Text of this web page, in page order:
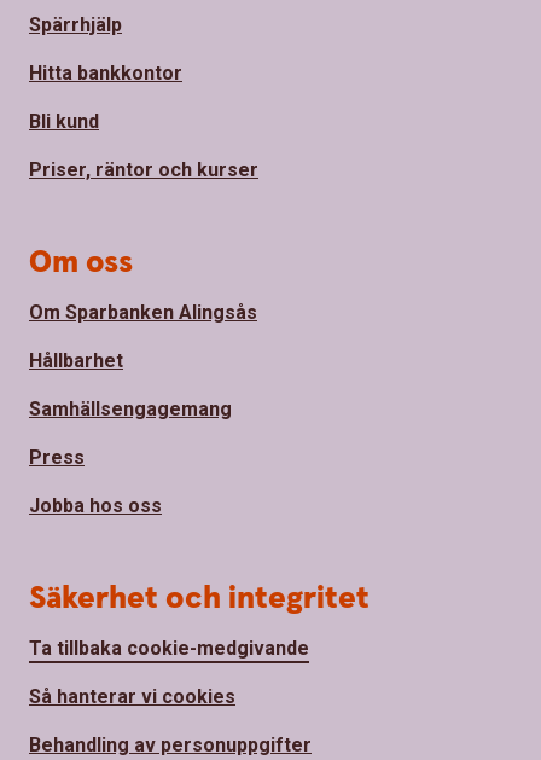
Spärrhjälp
Hitta bankkontor
Bli kund
Priser, räntor och kurser
Om oss
Om Sparbanken Alingsås
Hållbarhet
Samhällsengagemang
Press
Jobba hos oss
Säkerhet och integritet
Ta tillbaka cookie-medgivande
Så hanterar vi cookies
Behandling av personuppgifter